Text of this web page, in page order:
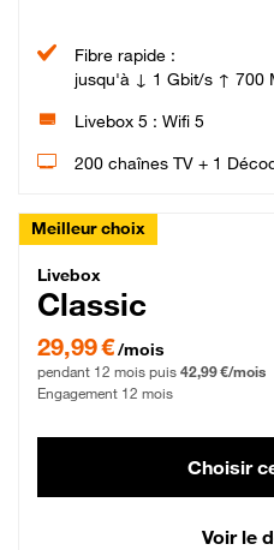
Fibre rapide :
jusqu'à ↓ 1 Gbit/s ↑ 700
Livebox 5 : Wifi 5
200 chaînes TV + 1
Meilleur choix
Livebox Classic
Livebox
Classic
29,99 € par mois pendant 12 mois
29,99 €/mois
pendant 12 mois puis 42,99 €/mois
Engagement 12 mois
Choisir
Voir le